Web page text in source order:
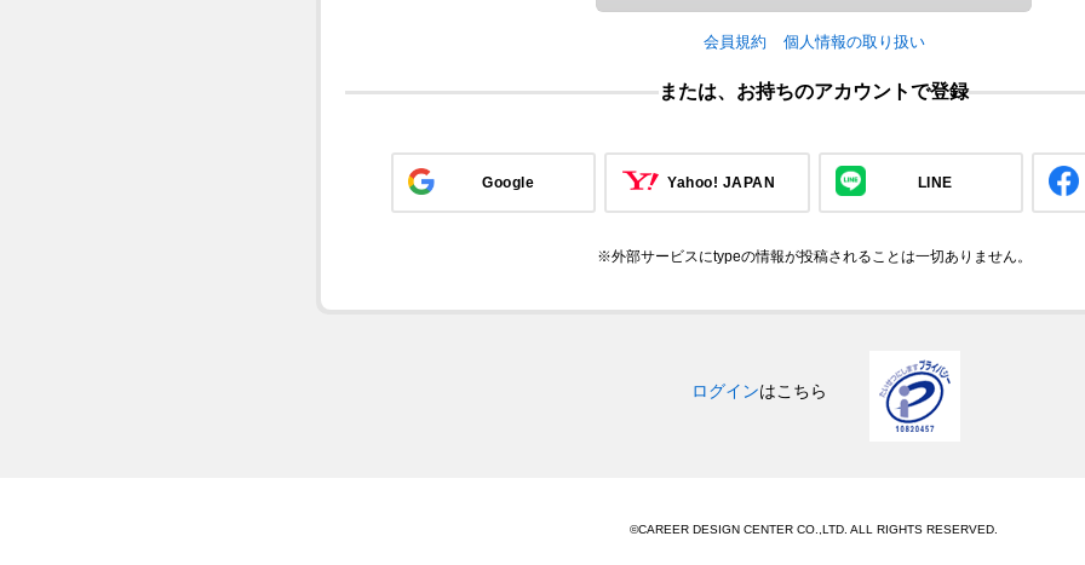
会員規約 個人情報の取り扱い
または、お持ちのアカウントで登録
Google Yahoo! JAPAN LINE
※外部サービスにtypeの情報が投稿されることは一切ありません。
ログインはこちら
©CAREER DESIGN CENTER CO.,LTD. ALL RIGHTS RESERVED.